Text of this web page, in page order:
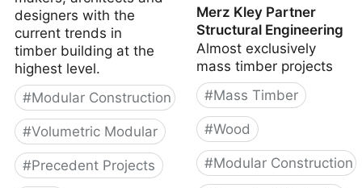
designers with the
current trends in
timber building at the
highest level.
#Modular Construction
#Volumetric Modular
#Precedent Projects
Merz Kley Partner
Structural Engineering
Almost exclusively
mass timber projects
#Mass Timber
#Wood
#Modular Construction